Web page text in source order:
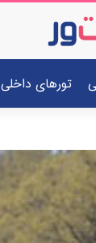
تورهای داخلی